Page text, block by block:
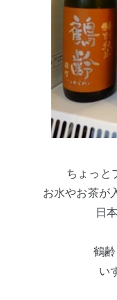
ちょっと
お水やお茶が
日
鶴
い